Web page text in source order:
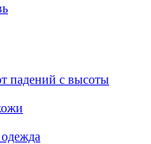
падений с высоты